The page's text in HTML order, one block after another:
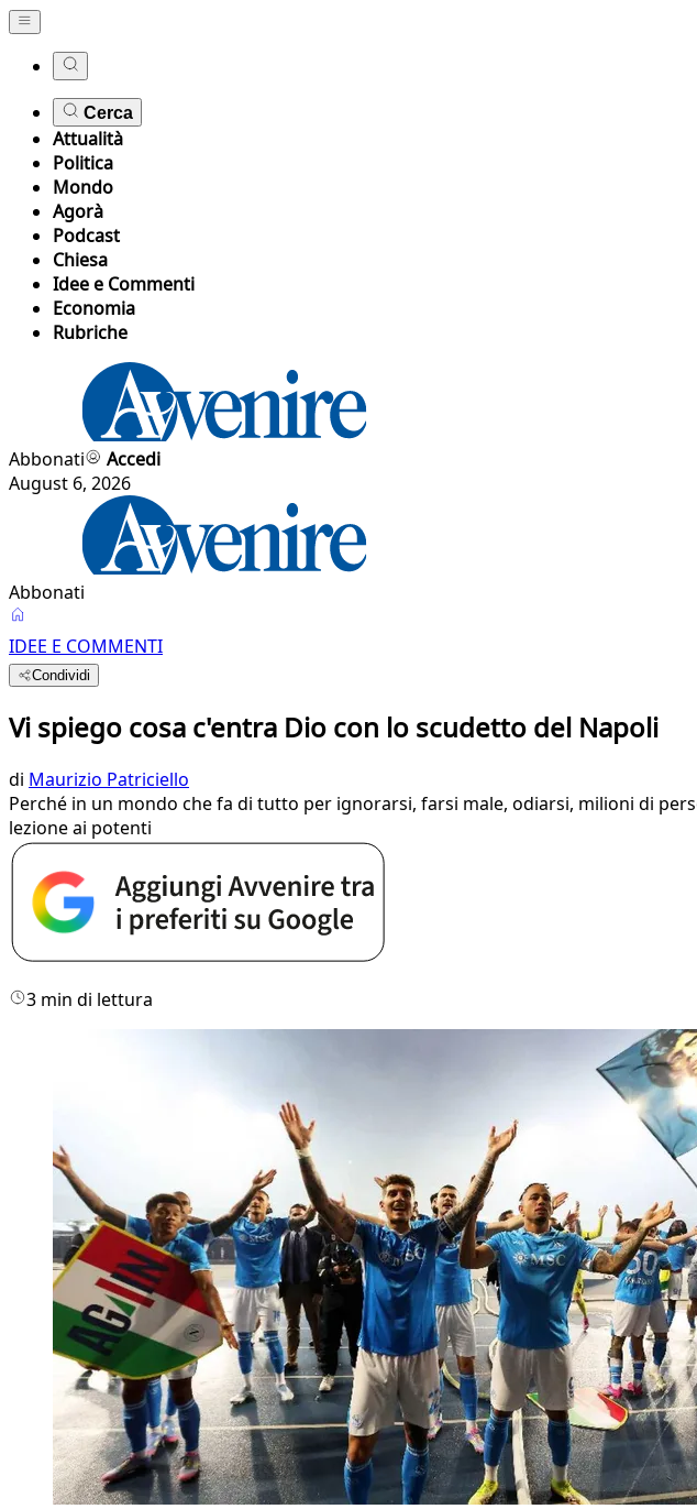
Cerca
Attualità
Politica
Mondo
Agorà
Podcast
Chiesa
Idee e Commenti
Economia
Rubriche
Abbonati
Accedi
August 6, 2026
Abbonati
IDEE E COMMENTI
Condividi
Vi spiego cosa c'entra Dio con lo scudetto del Napoli
di Maurizio Patriciello
Perché in un mondo che fa di tutto per ignorarsi, farsi male, odiarsi, milioni di
lezione ai potenti
3 min di lettura